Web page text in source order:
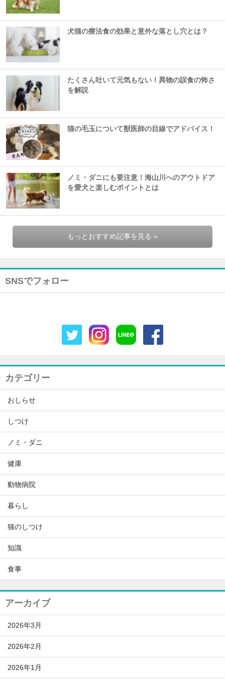
犬猫の療法食の効果と意外な落とし穴とは？
たくさん吐いて元気もない！異物の誤食の怖さ
を解説
猫の毛玉について獣医師の目線でアドバイス！
ノミ・ダニにも要注意！海山川へのアウトドア
を愛犬と楽しむポイントとは
もっとおすすめ記事を見る »
SNSでフォロー
カテゴリー
おしらせ
しつけ
ノミ・ダニ
健康
動物病院
暮らし
猫のしつけ
知識
食事
アーカイブ
2026年3月
2026年2月
2026年1月